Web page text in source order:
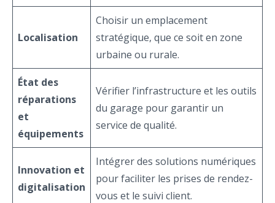
Localisation
Choisir un emplacement
stratégique, que ce soit en zone
urbaine ou rurale.
État des
réparations
et
équipements
Vérifier l’infrastructure et les outils
du garage pour garantir un
service de qualité.
Innovation et
digitalisation
Intégrer des solutions numériques
pour faciliter les prises de rendez-
vous et le suivi client.